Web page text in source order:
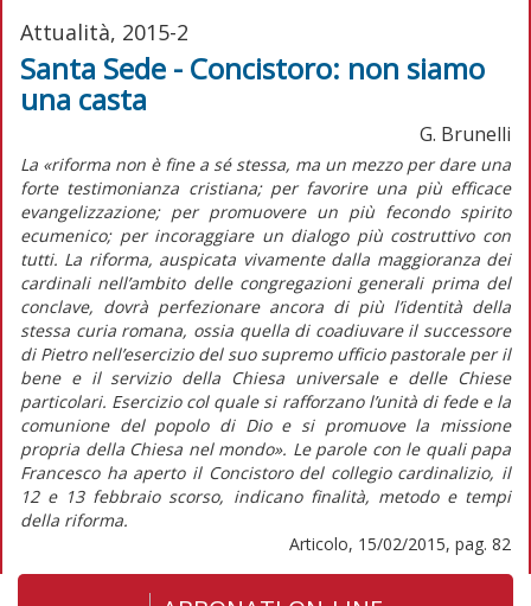
Attualità, 2015-2
Santa Sede - Concistoro: non siamo
una casta
G. Brunelli
La «riforma non è fine a sé stessa, ma un mezzo per dare una
forte testimonianza cristiana; per favorire una più efficace
evangelizzazione; per promuovere un più fecondo spirito
ecumenico; per incoraggiare un dialogo più costruttivo con
tutti. La riforma, auspicata vivamente dalla maggioranza dei
cardinali nell’ambito delle congregazioni generali prima del
conclave, dovrà perfezionare ancora di più l’identità della
stessa curia romana, ossia quella di coadiuvare il successore
di Pietro nell’esercizio del suo supremo ufficio pastorale per il
bene e il servizio della Chiesa universale e delle Chiese
particolari. Esercizio col quale si rafforzano l’unità di fede e la
comunione del popolo di Dio e si promuove la missione
propria della Chiesa nel mondo». Le parole con le quali papa
Francesco ha aperto il Concistoro del collegio cardinalizio, il
12 e 13 febbraio scorso, indicano finalità, metodo e tempi
della riforma.
Articolo, 15/02/2015, pag. 82